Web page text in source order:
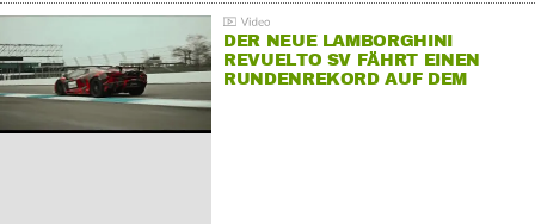
DER NEUE LAMBORGHINI
REVUELTO SV FÄHRT EINEN
RUNDENREKORD AUF DEM